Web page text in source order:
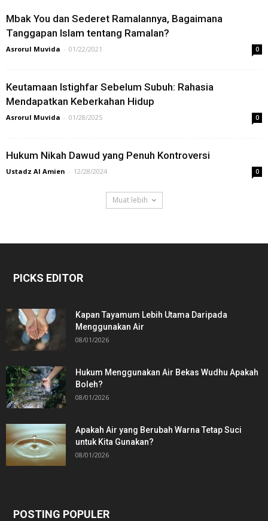
Mbak You dan Sederet Ramalannya, Bagaimana
Tanggapan Islam tentang Ramalan?
Asrorul Muvida - 01/22/2021 0
Keutamaan Istighfar Sebelum Subuh: Rahasia
Mendapatkan Keberkahan Hidup
Asrorul Muvida - 01/28/2025 0
Hukum Nikah Dawud yang Penuh Kontroversi
Ustadz Al Amien - 12/28/2024 0
Muat lebih
PICKS EDITOR
Kapan Tayamum Lebih Utama Daripada
Menggunakan Air
08/01/2026
Hukum Menggunakan Air Bekas Wudhu Apakah
Boleh?
08/01/2026
Apakah Air yang Berubah Warna Tetap Suci
untuk Kita Gunakan?
08/01/2026
POSTING POPULER